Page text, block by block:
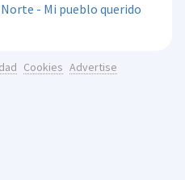
- Mi pueblo querido
Cookies Advertise